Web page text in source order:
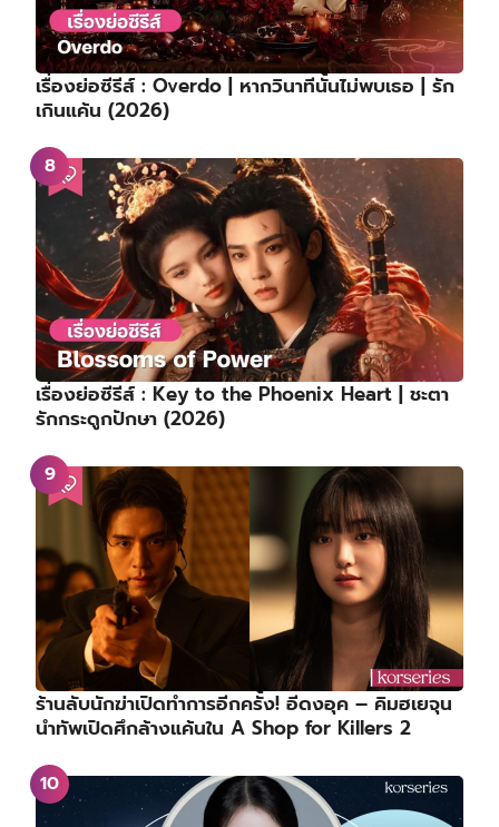
เรื่องย่อซีรีส์ : Overdo | หากวินาทีนั้นไม่พบเธอ | รัก
เกินแค้น (2026)
เรื่องย่อซีรีส์ : Key to the Phoenix Heart | ชะตา
รักกระดูกปักษา (2026)
ร้านลับนักฆ่าเปิดทำการอีกครั้ง! อีดงอุค – คิมฮเยจุน
นำทัพเปิดศึกล้างแค้นใน A Shop for Killers 2